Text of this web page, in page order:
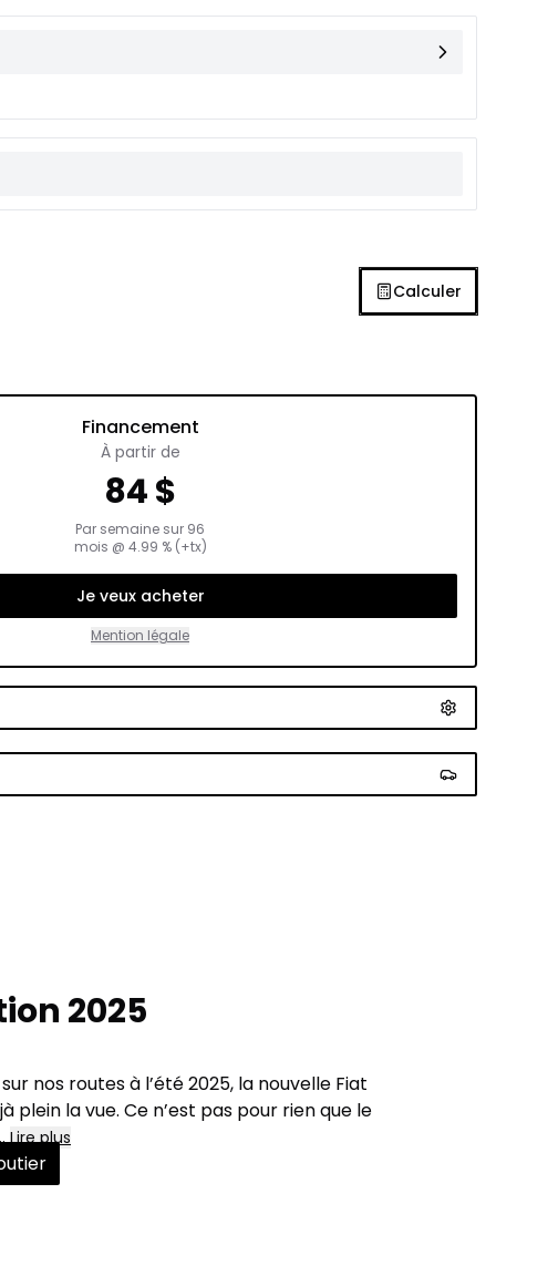
Calculer
Financement
À partir de
84$
Par semaine sur 96
mois @ 4.99 % (+tx)
Je veux acheter
Mention légale
2025
nos routes à l’été 2025, la nouvelle Fiat
plein la vue. Ce n’est pas pour rien que le
Lire plus